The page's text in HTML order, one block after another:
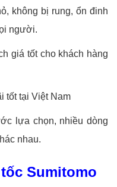
không bị rung, ổn đinh
người.
giá tốt cho khách hàng
tốt tại Việt Nam
lựa chọn, nhiều dòng
nhau.
Sumitomo